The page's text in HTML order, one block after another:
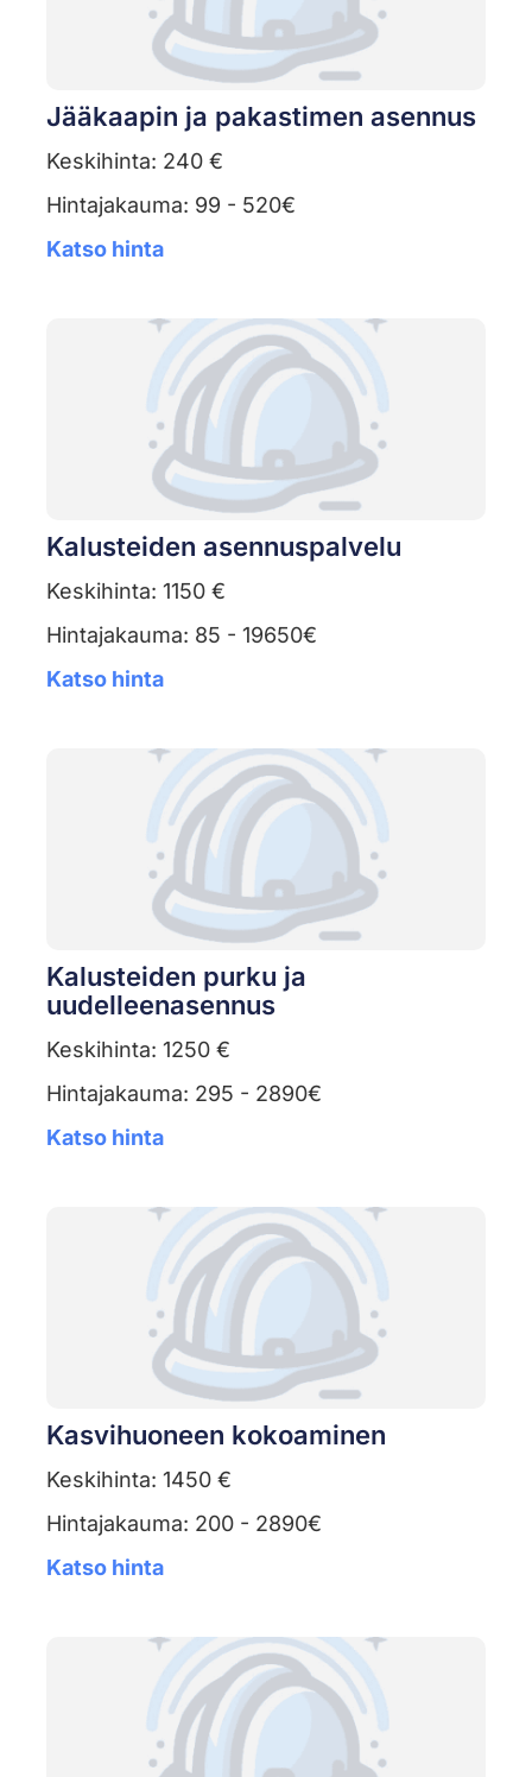
Jääkaapin ja pakastimen asennus
Keskihinta: 240 €
Hintajakauma: 99 - 520€
Katso hinta
Kalusteiden asennuspalvelu
Keskihinta: 1150 €
Hintajakauma: 85 - 19650€
Katso hinta
Kalusteiden purku ja
uudelleenasennus
Keskihinta: 1250 €
Hintajakauma: 295 - 2890€
Katso hinta
Kasvihuoneen kokoaminen
Keskihinta: 1450 €
Hintajakauma: 200 - 2890€
Katso hinta